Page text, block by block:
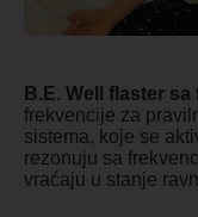
B.E. Well flaster
frekvencije za
sistema, koje se
rezonuju sa
vraćaju u stanje